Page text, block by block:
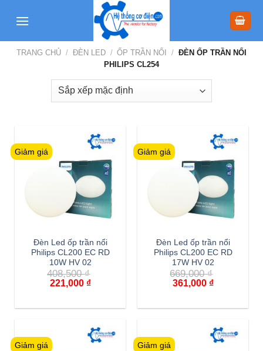
TRANG CHỦ / ĐÈN LED / ỐP TRẦN NỔI / ĐÈN ỐP TRẦN NỔI
PHILIPS CL254
Giảm giá
Đèn Led ốp trần nổi
Philips CL200 EC RD
10W HV 02
408,500₫
Giá
408,500 ₫.
221,000 ₫Giá
là:
Giảm giá
Đèn Led ốp trần nổi
Philips CL200 EC RD
17W HV 02
669,000₫
Giá
669,000 ₫.
361,000 ₫Giá
là:
Giảm giá Giảm giá